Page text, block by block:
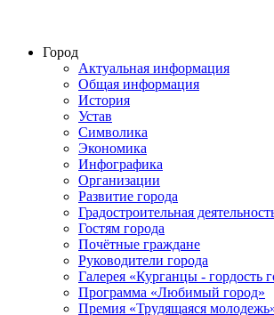
Город
Актуальная информация
Общая информация
История
Устав
Символика
Экономика
Инфографика
Организации
Развитие города
Градостроительная
Гостям города
Почётные граждане
Руководители города
Галерея «Курганцы - гордость
Программа «Любимый город»
Премия «Трудящаяся